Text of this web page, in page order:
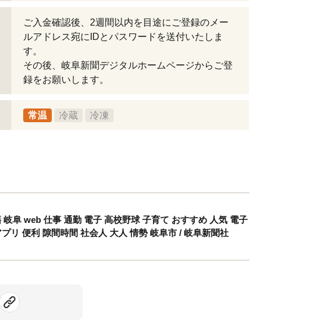
ご入金確認後、2週間以内を目途にご登録のメー
ルアドレス宛にIDとパスワードを送付いたしま
す。
その後、岐阜新聞デジタルホームページからご登
録をお願いします。
常温 冷蔵 冷凍
阜 web 仕事 通勤 電子 高校野球 子育て おすすめ 人気 電子
リ 便利 隙間時間 社会人 大人 情勢 岐阜市 / 岐阜新聞社